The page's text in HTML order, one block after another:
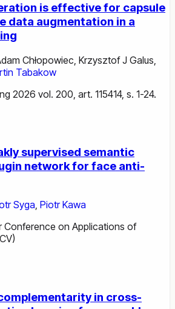
is effective for capsule
data augmentation in a
Chłopowiec Krzysztof J Galus
Tabakow
2026 vol. 200, art. 115414, s. 1-24.
supervised semantic
network for face anti-
Syga, Piotr Kawa
Conference on Applications of
in cross-